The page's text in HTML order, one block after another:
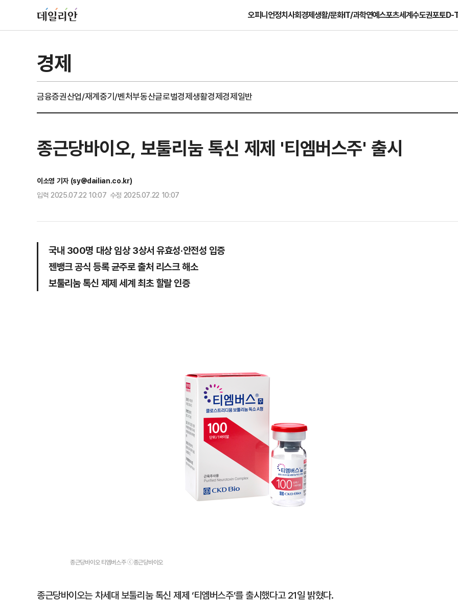
오피니언정치사회경제생활/문화IT/과학연예스포츠세계수도권포토D-
경제
금융증권산업/재계중기/벤처부동산글로벌경제생활경제경제일반
종근당바이오, 보툴리눔 톡신 제제 '티엠버스주' 출시
이소영 기자 (sy@dailian.co.kr)
입력 2025.07.22 10:07 수정 2025.07.22 10:07
국내 300명 대상 임상 3상서 유효성·안전성 입증
젠뱅크 공식 등록 균주로 출처 리스크 해소
보툴리눔 톡신 제제 세계 최초 할랄 인증
종근당바이오 티엠버스주 ⓒ종근당바이오
종근당바이오는 차세대 보툴리눔 톡신 제제 ‘티엠버스주’를 출시했다고 21일 밝혔다.